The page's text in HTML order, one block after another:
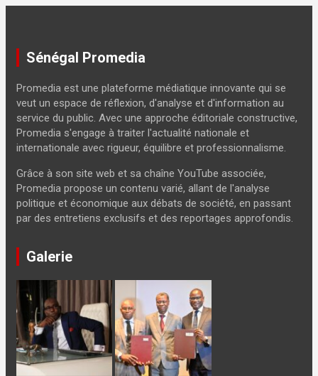
Sénégal Promedia
Promedia est une plateforme médiatique innovante qui se
veut un espace de réflexion, d'analyse et d'information au
service du public. Avec une approche éditoriale constructive,
Promedia s'engage à traiter l'actualité nationale et
internationale avec rigueur, équilibre et professionnalisme.
Grâce à son site web et sa chaîne YouTube associée,
Promedia propose un contenu varié, allant de l'analyse
politique et économique aux débats de société, en passant
par des entretiens exclusifs et des reportages approfondis.
Galerie